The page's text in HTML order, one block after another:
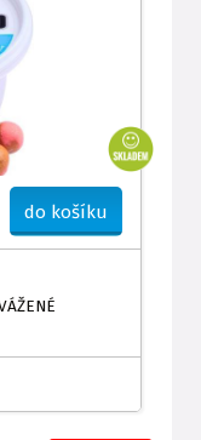
do košíku